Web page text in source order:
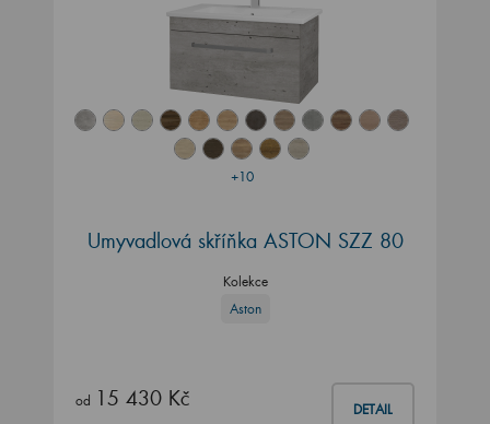
+10
Umyvadlová skříňka ASTON SZZ 80
Kolekce
Aston
od 15 430 Kč DETAIL